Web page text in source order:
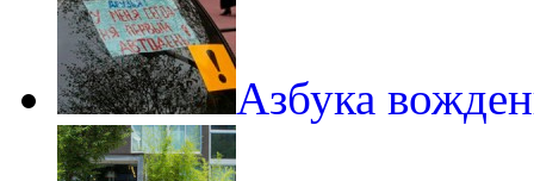
Азбука